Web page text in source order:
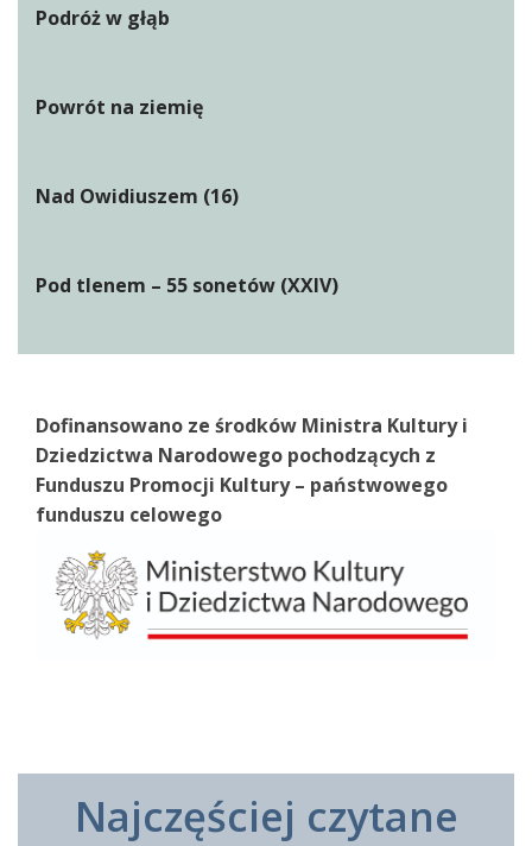
Podróż w głąb
Powrót na ziemię
Nad Owidiuszem (16)
Pod tlenem – 55 sonetów (XXIV)
Dofinansowano ze środków Ministra Kultury i
Dziedzictwa Narodowego pochodzących z
Funduszu Promocji Kultury – państwowego
funduszu celowego
Najczęściej czytane